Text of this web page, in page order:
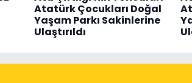
Atatürk Çocukları Doğal
Yaşam Parkı Sakinlerine
Ulaştırıldı